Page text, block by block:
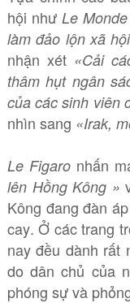
hội nhưLe Monde
làm đảo lộn xã
nhận xét «Cải
thâm hụt ngân
của các sinh viên
nhìn sang «Irak,
Le Figaro nhấn
lên Hồng Kông »
Kông đang đàn
cay. Ở các trang
nay đều dành rất
do dân chủ của
phóng sự và